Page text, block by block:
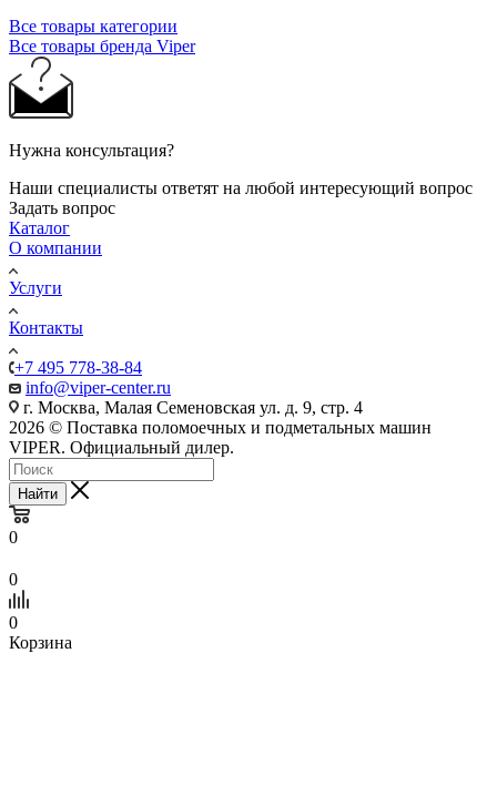
Все товары категории
Все товары бренда Viper
Нужна консультация?
Наши специалисты ответят на любой интересующий вопрос
Задать вопрос
Каталог
О компании
Услуги
Контакты
+7 495 778-38-84
info@viper-center.ru
г. Москва, Малая Семеновская ул. д. 9, стр. 4
2026 © Поставка поломоечных и подметальных машин
VIPER. Официальный дилер.
Найти
0
0
0
Корзина